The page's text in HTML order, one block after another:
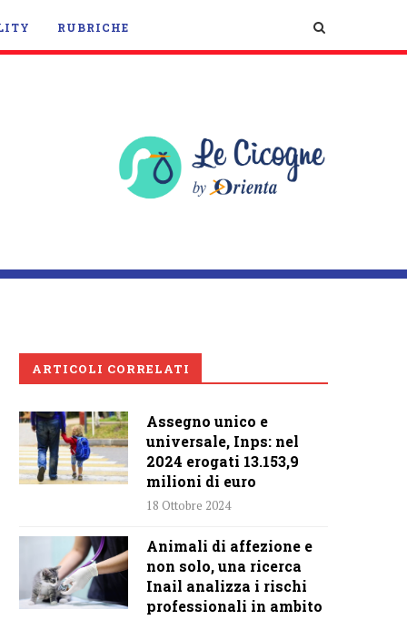
RUBRICHE
ARTICOLI CORRELATI
Assegno unico e
universale, Inps: nel
2024 erogati 13.153,9
milioni di euro
18 Ottobre 2024
Animali di affezione e
non solo, una ricerca
Inail analizza i rischi
professionali in ambito